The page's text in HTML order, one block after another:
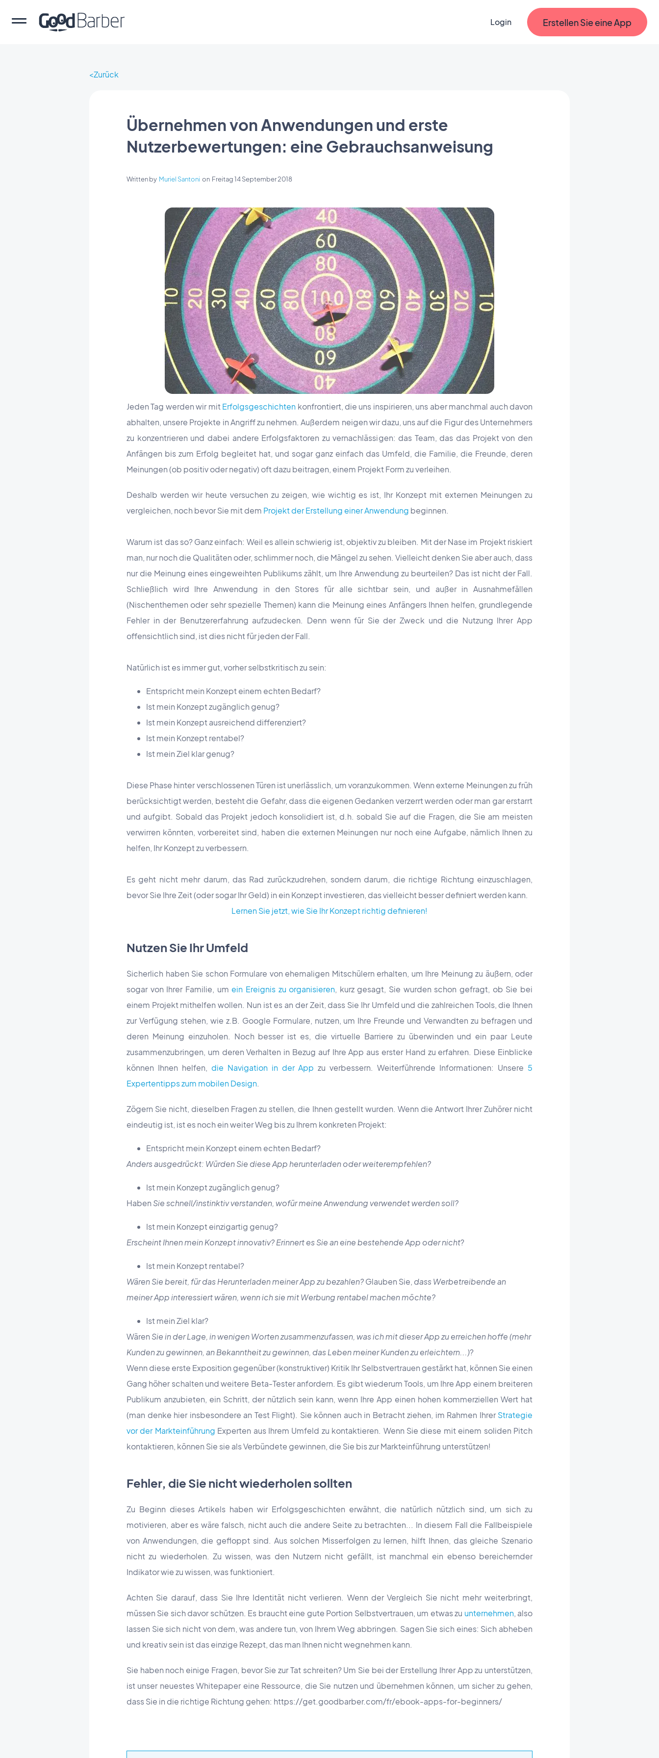
Login Erstellen Sie eine App
Zurück
Übernehmen von Anwendungen und erste
Nutzerbewertungen: eine Gebrauchsanweisung
Written by Muriel Santoni on Freitag 14 September 2018
Jeden Tag werden wir mitErfolgsgeschichten konfrontiert, die uns inspirieren, uns aber manchmal auch davon
abhalten, unsere Projekte in Angriff zu nehmen. Außerdem neigen wir dazu, uns auf die Figur des Unternehmers
zu konzentrieren und dabei andere Erfolgsfaktoren zu vernachlässigen: das Team, das das Projekt von den
Anfängen bis zum Erfolg begleitet hat, und sogar ganz einfach das Umfeld, die Familie, die Freunde, deren
Meinungen (ob positiv oder negativ) oft dazu beitragen, einem Projekt Form zu verleihen.
Deshalb werden wir heute versuchen zu zeigen, wie wichtig es ist, Ihr Konzept mit externen Meinungen zu
vergleichen, noch bevorSie mit dem Projekt der Erstellung einer Anwendung beginnen.
Warum ist das so? Ganz einfach: Weil es allein schwierig ist, objektiv zu bleiben. Mit der Nase im Projekt riskiert
man, nur noch die Qualitäten oder, schlimmer noch, die Mängel zu sehen. Vielleicht denken Sie aber auch, dass
nur die Meinung eines eingeweihten Publikums zählt, um Ihre Anwendung zu beurteilen? Das ist nicht der Fall.
Schließlich wird Ihre Anwendung in den Stores für alle sichtbar sein, und außer in Ausnahmefällen
(Nischenthemen oder sehr spezielle Themen) kann die Meinung eines Anfängers Ihnen helfen, grundlegende
Fehler in der Benutzererfahrung aufzudecken. Denn wenn für Sie der Zweck und die Nutzung Ihrer App
offensichtlich sind, ist dies nicht für jeden der Fall.
Natürlich ist es immer gut, vorher selbstkritisch zu sein:
Entspricht mein Konzept einem echten Bedarf?
Ist mein Konzept zugänglich genug?
Ist mein Konzept ausreichend differenziert?
Ist mein Konzept rentabel?
Ist mein Ziel klar genug?
Diese Phase hinter verschlossenen Türen ist unerlässlich, um voranzukommen. Wenn externe Meinungen zu früh
berücksichtigt werden, besteht die Gefahr, dass die eigenen Gedanken verzerrt werden oder man gar erstarrt
und aufgibt. Sobald das Projekt jedoch konsolidiert ist, d.h. sobald Sie auf die Fragen, die Sie am meisten
verwirren könnten, vorbereitet sind, haben die externen Meinungen nur noch eine Aufgabe, nämlich Ihnen zu
helfen, Ihr Konzept zu verbessern.
Es geht nicht mehr darum, das Rad zurückzudrehen, sondern darum, die richtige Richtung einzuschlagen,
bevor Sie Ihre Zeit (oder sogar Ihr Geld) in ein Konzept investieren, das vielleicht besser definiert werden kann.
Lernen Sie jetzt, wie Sie Ihr Konzept richtig definieren!
Nutzen Sie Ihr Umfeld
Sicherlich haben Sie schon Formulare von ehemaligen Mitschülern erhalten, um Ihre Meinung zu äußern, oder
sogar von Ihrer Familie, um ein Ereignis zu organisieren, kurz gesagt, Sie wurden schon gefragt, ob Sie bei
einem Projekt mithelfen wollen. Nun ist es an der Zeit, dass Sie Ihr Umfeld und die zahlreichen Tools, die Ihnen
zur Verfügung stehen, wie z.B. Google Formulare, nutzen, um Ihre Freunde und Verwandten zu befragen und
deren Meinung einzuholen. Noch besser ist es, die virtuelle Barriere zu überwinden und ein paar Leute
zusammenzubringen, um deren Verhalten in Bezug auf Ihre App aus erster Hand zu erfahren. Diese Einblicke
können Ihnen helfen, die Navigation in der App zu verbessern. Weiterführende Informationen: Unsere 5
Expertentipps zum mobilen Design.
Zögern Sie nicht, dieselben Fragen zu stellen, die Ihnen gestellt wurden. Wenn die Antwort Ihrer Zuhörer nicht
eindeutig ist, ist es noch ein weiter Weg bis zu Ihrem konkreten Projekt:
Entspricht mein Konzept einem echten Bedarf?
Anders ausgedrückt: Würden Sie diese App herunterladen oder weiterempfehlen?
Ist mein Konzept zugänglich genug?
Haben Sie schnell/instinktiv verstanden, wofür meine Anwendung verwendet werden soll?
Ist mein Konzept einzigartig genug?
Erscheint Ihnen mein Konzept innovativ? Erinnert es Sie an eine bestehende App oder nicht?
Ist mein Konzept rentabel?
Wären Sie bereit, für das Herunterladen meiner App zu bezahlen?Glauben Sie, dass Werbetreibende an
meiner App interessiert wären, wenn ich sie mit Werbung rentabel machen möchte?
Ist mein Ziel klar?
Wären Sie in der Lage, in wenigen Worten zusammenzufassen, was ich mit dieser App zu erreichen hoffe (mehr
Kunden zu gewinnen, an Bekanntheit zu gewinnen, das Leben meiner Kunden zu erleichtern...)?
Wenn diese erste Exposition gegenüber (konstruktiver) Kritik Ihr Selbstvertrauen gestärkt hat, können Sie einen
Gang höher schalten und weitere Beta-Tester anfordern. Es gibt wiederum Tools, um Ihre App einem breiteren
Publikum anzubieten, ein Schritt, der nützlich sein kann, wenn Ihre App einen hohen kommerziellen Wert hat
(man denke hier insbesondere an Test Flight). Sie können auch in Betracht ziehen, im Rahmen IhrerStrategie
vor der Markteinführung Experten aus Ihrem Umfeld zu kontaktieren. Wenn Sie diese mit einem soliden Pitch
kontaktieren, können Sie sie als Verbündete gewinnen, die Sie bis zur Markteinführung unterstützen!
Fehler, die Sie nicht wiederholen sollten
Zu Beginn dieses Artikels haben wir Erfolgsgeschichten erwähnt, die natürlich nützlich sind, um sich zu
motivieren, aber es wäre falsch, nicht auch die andere Seite zu betrachten... In diesem Fall die Fallbeispiele
von Anwendungen, die gefloppt sind. Aus solchen Misserfolgen zu lernen, hilft Ihnen, das gleiche Szenario
nicht zu wiederholen. Zu wissen, was den Nutzern nicht gefällt, ist manchmal ein ebenso bereichernder
Indikator wie zu wissen, was funktioniert.
Achten Sie darauf, dass Sie Ihre Identität nicht verlieren. Wenn der Vergleich Sie nicht mehr weiterbringt,
müssen Sie sich davor schützen. Es braucht eine gute Portion Selbstvertrauen, um etwas zu unternehmen, also
lassen Sie sich nicht von dem, was andere tun, von Ihrem Weg abbringen. Sagen Sie sich eines: Sich abheben
und kreativ sein ist das einzige Rezept, das man Ihnen nicht wegnehmen kann.
Sie haben noch einige Fragen, bevor Sie zur Tat schreiten? Um Sie bei der Erstellung Ihrer App zu unterstützen,
ist unser neuestes Whitepaper eine Ressource, die Sie nutzen und übernehmen können, um sicher zu gehen,
dass Sie in die richtige Richtung gehen: https://get.goodbarber.com/fr/ebook-apps-for-beginners/